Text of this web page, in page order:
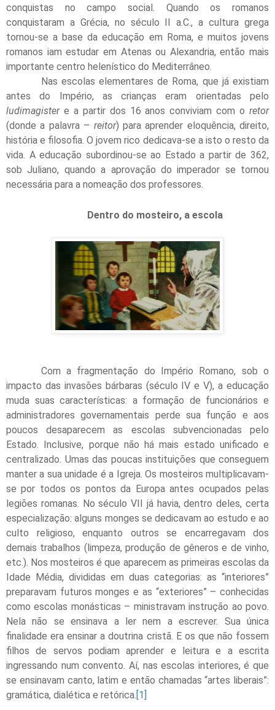
conquistas no campo social. Quando os romanos
conquistaram a Grécia, no século II a.C., a cultura grega
tornou-se a base da educação em Roma, e muitos jovens
romanos iam estudar em Atenas ou Alexandria, então mais
importante centro helenístico do Mediterrâneo.
Nas escolas elementares de Roma, que já existiam
antes do Império, as crianças eram orientadas pelo
ludimagistere a partir dos 16 anos conviviam com o retor
(donde a palavra – reitor) para aprender eloquência, direito,
história e filosofia. O jovem rico dedicava-se a isto o resto da
vida. A educação subordinou-se ao Estado a partir de 362,
sob Juliano, quando a aprovação do imperador se tornou
necessária para a nomeação dos professores.
Dentro do mosteiro, a escola
Com a fragmentação do Império Romano, sob o
impacto das invasões bárbaras (século IV e V), a educação
muda suas características: a formação de funcionários e
administradores governamentais perde sua função e aos
poucos desaparecem as escolas subvencionadas pelo
Estado. Inclusive, porque não há mais estado unificado e
centralizado. Umas das poucas instituições que conseguem
manter a sua unidade é a Igreja. Os mosteiros multiplicavam-
se por todos os pontos da Europa antes ocupados pelas
legiões romanas. No século VII já havia, dentro deles, certa
especialização: alguns monges se dedicavam ao estudo e ao
culto religioso, enquanto outros se encarregavam dos
demais trabalhos (limpeza, produção de gêneros e de vinho,
etc.). Nos mosteiros é que aparecem as primeiras escolas da
Idade Média, divididas em duas categorias: as “interiores”
preparavam futuros monges e as “exteriores” – conhecidas
como escolas monásticas – ministravam instrução ao povo.
Nela não se ensinava a ler nem a escrever. Sua única
finalidade era ensinar a doutrina cristã. E os que não fossem
filhos de servos podiam aprender e leitura e a escrita
ingressando num convento. Aí, nas escolas interiores, é que
se ensinavam canto, latim e então chamadas “artes liberais”:
gramática, dialética e retórica.[1]